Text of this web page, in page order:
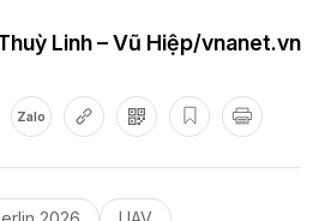
Linh – Vũ Hiệp/vnanet.vn
Zalo